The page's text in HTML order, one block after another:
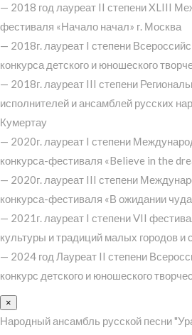
— 2018 год лауреат II степени XLIII
фестиваля «Начало начал» г. Москва
— 2018г. лауреат I степени
конкурса детского и юношеского
— 2018г. лауреат III степени
исполнителей и ансамблей русских
Кумертау
— 2020г. лауреат I степени
конкурса-фестиваля «Believe in the
— 2020г. лауреат III степени
конкурса-фестиваля «В ожидании
— 2021г. лауреат I степени VII
культуры и традиций малых городов
— 2024 год Лауреат II степени
конкурс детского и юношеского
×
Народный ансамбль русской песни